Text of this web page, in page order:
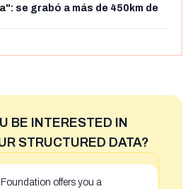
se grabó a más de 450km de
BE INTERESTED IN
STRUCTURED DATA?
offers you a